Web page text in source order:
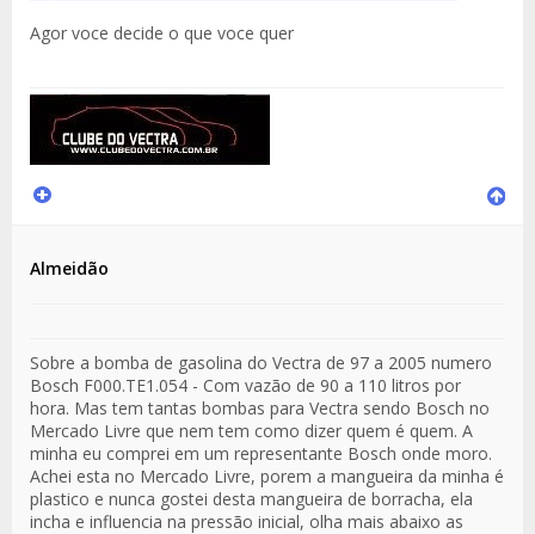
Agor voce decide o que voce quer
Almeidão
Sobre a bomba de gasolina do Vectra de 97 a 2005 numero
Bosch F000.TE1.054 - Com vazão de 90 a 110 litros por
hora. Mas tem tantas bombas para Vectra sendo Bosch no
Mercado Livre que nem tem como dizer quem é quem. A
minha eu comprei em um representante Bosch onde moro.
Achei esta no Mercado Livre, porem a mangueira da minha é
plastico e nunca gostei desta mangueira de borracha, ela
incha e influencia na pressão inicial, olha mais abaixo as